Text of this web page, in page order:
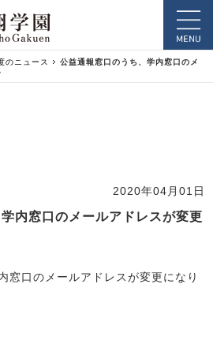
のニュース
公益通報窓口のうち、学内窓口のメ
2020年04月01日
内窓口のメールアドレスが変更
窓口のメールアドレスが変更になり